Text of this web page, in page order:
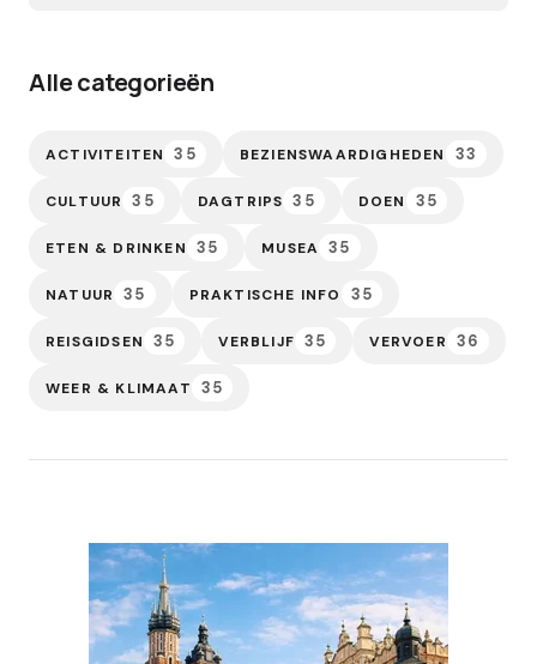
Alle categorieën
ACTIVITEITEN 35 BEZIENSWAARDIGHEDEN 33
CULTUUR 35 DAGTRIPS 35 DOEN 35
ETEN & DRINKEN 35 MUSEA 35
NATUUR 35 PRAKTISCHE INFO 35
REISGIDSEN 35 VERBLIJF 35 VERVOER 36
WEER & KLIMAAT 35